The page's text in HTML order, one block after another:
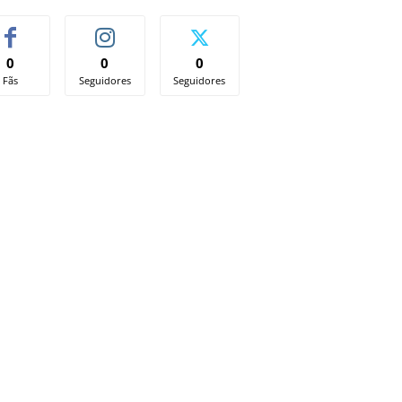
0
Fãs
0
Seguidores
0
Seguidores